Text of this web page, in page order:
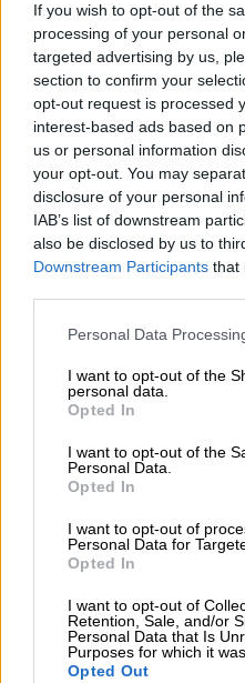
If you wish to opt-out of the
processing of your personal
targeted advertising by us,
section to confirm your
opt-out request is processed
interest-based ads based on
us or personal information
your opt-out. You may
disclosure of your personal
IAB’s list of downstream
also be disclosed by us to
Downstream Participants that
Personal Data
I want to opt-out of the
personal data.
Opted In
I want to opt-out of the
Personal Data.
Opted In
I want to opt-out of
Personal Data for
Opted In
I want to opt-out of
Retention, Sale, and/or
Personal Data that Is
Purposes for which it
Opted Out
Ευρώπη: Μπορεί η κλιματική
ενεργειακή κρίση;
06.08.2026 - 09:15
Στέλιος Λιανός –
06.08.2026 - 08:40
Η γαλλική «ψήφος» στο
ελληνικές τράπεζες
Βαρδινογιάννη- Εξάρχου και
ΔΕΗ
05.08.2026 - 13:37
μπορεί να έχουμε θεραπεία
05.08.2026 - 12:33
παρονομαστή το κοινό
Αντώνης Βουκλαρής -
Η νέα εποχή στην εκπαίδευση
διαμεσολαβητών
05.08.2026 - 10:50